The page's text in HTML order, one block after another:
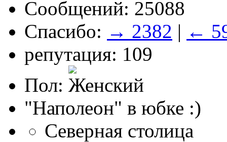
Сообщений: 25088
Спасибо: → 2382 | ←
репутация: 109
Пол:
"Наполеон" в юбке :)
Северная столица